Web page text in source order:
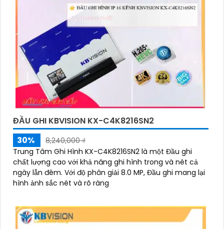
ĐẦU GHI KBVISION KX-C4K8216SN2
30%
8,240,000 ₫
Trung Tâm Ghi Hình KX-C4K8216SN2 là một Đầu ghi
chất lượng cao với khả năng ghi hình trong và nét cả
ngày lẫn đêm. Với độ phân giải 8.0 MP, Đầu ghi mang lại
hình ảnh sắc nét và rõ ràng